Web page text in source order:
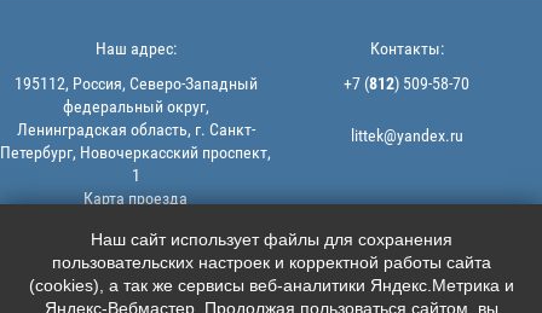
© 2013-2026 | ООО "ЛИТТЕК" -
производство и продажа РТИ
ИНН: 7806523560 | ОГРН:
1147847126162
Наш адрес:
195112, Россия, Северо-Западный
федеральный округ,
Ленинградская область, г. Санкт-
Петербург, Новочеркасский проспект,
1
Карта проезда
Контакты:
+7 (812) 509-58-70
littek@yandex.ru
Мы в соцсетях:
    
Наш сайт использует файлы для сохранения
пользовательских настроек и корректной работы сайта
(cookies), а так же сервисы веб-аналитики Яндекс.Метрика и
Яндекс-Вебмастер. Продолжая пользоваться сайтом, вы